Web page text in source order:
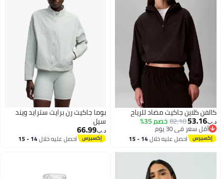
كالفن كلاين جاكيت مضاد للرياح
د.ب‏ 53.16
82.10 خصم 35%
أقل سعر في 30 يوم
أقل سعر في 30 يوماحصل عليه خلال 14 - 15
بوما جاكيت رن برايت سترايد ويند
سيل
د.ب‏ 66.99
احصل عليه خلال 14 - 15